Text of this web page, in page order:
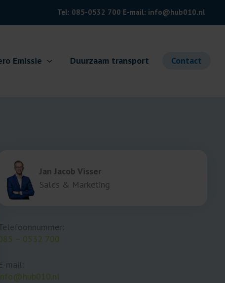
Tel: 085-0532 700 E-mail: info@hub010.nl
Emissie Duurzaam transport Contact
Jan Jacob Visser
Sales & Marketing
– 0532 700
mail: